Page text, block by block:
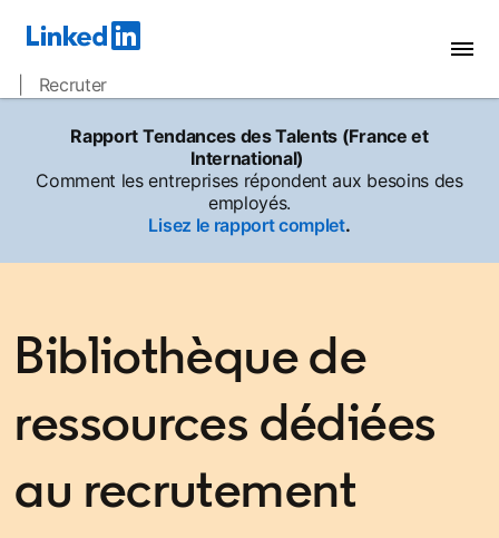
| Recruter
Rapport Tendances des Talents (France et
International)
Comment les entreprises répondent aux besoins des
employés.
Lisez le rapport complet.
Bibliothèque de
ressources dédiées
au recrutement